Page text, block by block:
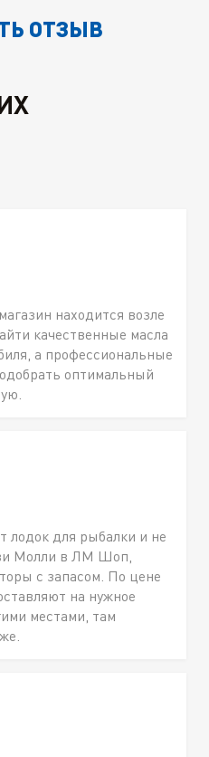
ОТЗЫВ
находится возле
качественные масла
а профессиональные
оптимальный
лодок для рыбалки и не
Молли в ЛМ Шоп,
с запасом. По цене
на нужное
местами, там